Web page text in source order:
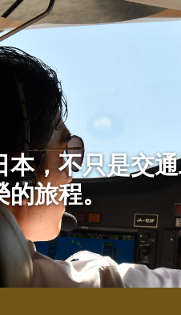
本，不只是交
旅程。